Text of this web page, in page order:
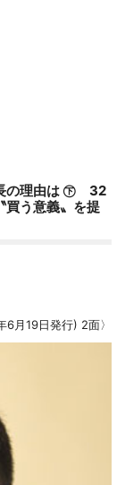
の理由は ㊦ 32
買う意義〟を提
月19日発行) 2面〉